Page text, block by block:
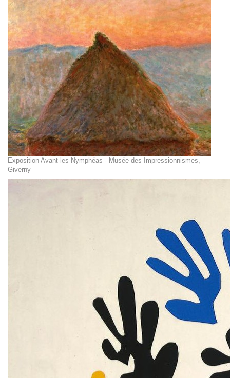
Exposition Avant les Nymphéas - Musée des Impressionnismes,
Giverny